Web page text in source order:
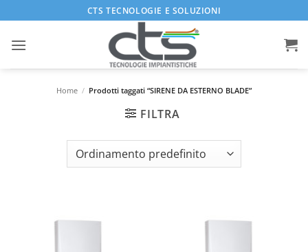
ai
contenuti
CTS TECNOLOGIE E SOLUZIONI
Home / Prodotti taggati “SIRENE DA ESTERNO BLADE”
FILTRA